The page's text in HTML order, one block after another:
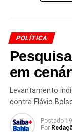
seria ilegal,
utilizados para
cotidiano. O
suspensão da
análise.
O episódio
entre Romário e
cobrança do
análise do
POLÍTICA
em
Levantamento
contra Flávio
Postado
Por